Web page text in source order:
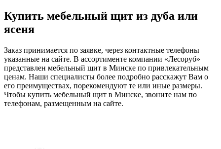
Купить мебельный щит из дуба или
ясеня
Заказ принимается по заявке, через контактные телефоны
указанные на сайте. В ассортименте компании «Лесоруб»
представлен мебельный щит в Минске по привлекательным
ценам. Наши специалисты более подробно расскажут Вам о
его преимуществах, порекомендуют те или иные размеры.
Чтобы купить мебельный щит в Минске, звоните нам по
телефонам, размещенным на сайте.